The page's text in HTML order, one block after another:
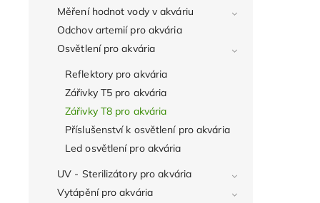
Měření hodnot vody v akváriu
Odchov artemií pro akvária
Osvětlení pro akvária
Reflektory pro akvária
Zářivky T5 pro akvária
Zářivky T8 pro akvária
Příslušenství k osvětlení pro akvária
Led osvětlení pro akvária
UV - Sterilizátory pro akvária
Vytápění pro akvária